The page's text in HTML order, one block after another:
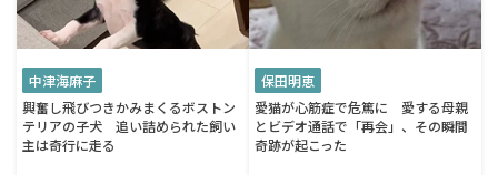
中津海麻子
興奮し飛びつきかみまくるボストン
テリアの子犬 追い詰められた飼い
主は奇行に走る
保田明恵
愛猫が心筋症で危篤に 愛する母親
とビデオ通話で「再会」、その瞬間
奇跡が起こった